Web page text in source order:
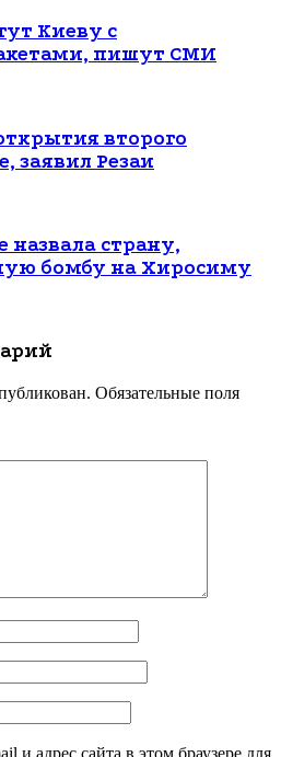
Киеву с
пишут СМИ
второго
заявил Резаи
страну,
бомбу на Хиросиму
Обязательные поля